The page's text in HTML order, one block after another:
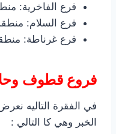
فرع الفاخرية:
فرع السلام:
فرع غرناطة:
فروع قطوف
في الفقرة التاليه
الخبر وهي كا التالي :